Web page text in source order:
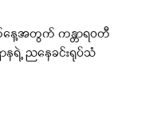
ေ့အတွက် ကန္တာရဝတီ
နရဲ့ ညနေခင်းရုပ်သံ